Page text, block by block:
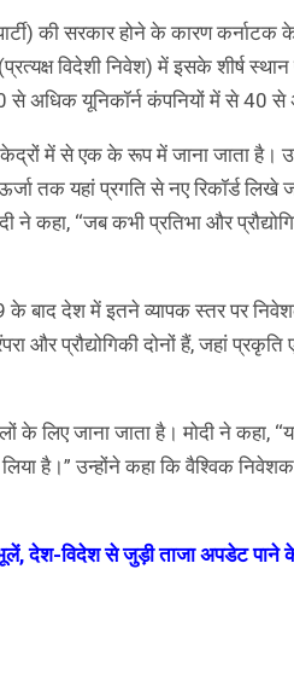
की सरकार होने के कारण
विदेशी निवेश) में इसके शीर्ष
से अधिक यूनिकॉर्न कंपनियों में से 40
में से एक के रूप में जाना जाता है।
तक यहां प्रगति से नए रिकॉर्ड
ने कहा, ‘‘जब कभी प्रतिभा और
के बाद देश में इतने व्यापक स्तर पर
और प्रौद्योगिकी दोनों हैं, जहां
लिए जाना जाता है। मोदी ने कहा,
है।” उन्होंने कहा कि वैश्विक
देश-विदेश से जुड़ी ताजा अपडेट पाने